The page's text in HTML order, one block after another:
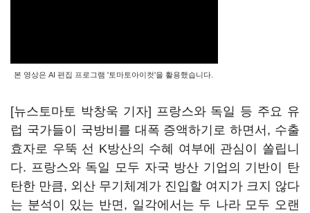
본 영상은 AI 편집 프로그램 '토마토아이컷'을 활용했습니다.
[뉴스토마토 박창욱 기자] 프랑스와 독일 등 주요 유
럽 국가들이 국방비를 대폭 증액하기로 하면서, 수출
효자로 우뚝 선 K방산의 수혜 여부에 관심이 쏠립니
다. 프랑스와 독일 모두 자국 방산 기업의 기반이 탄
탄한 만큼, 외산 무기체계가 진입할 여지가 크지 않다
는 분석이 있는 반면, 일각에서는 두 나라 모두 오랜